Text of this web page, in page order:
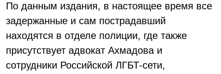
По данным издания, в настоящее время все
задержанные и сам пострадавший
находятся в отделе полиции, где также
присутствует адвокат Ахмадова и
сотрудники Российской ЛГБТ-сети,